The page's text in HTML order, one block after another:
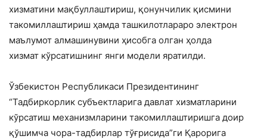
хизматини мақбуллаштириш, қонунчилик қисмини
такомиллаштириш ҳамда ташкилотлараро электрон
маълумот алмашинувини ҳисобга олган ҳолда
хизмат кўрсатишнинг янги модели яратилди.
Ўзбекистон Республикаси Президентининг
“Тадбиркорлик субъектларига давлат хизматларини
кўрсатиш механизмларини такомиллаштиришга доир
қўшимча чора-тадбирлар тўғрисида”ги Қарорига